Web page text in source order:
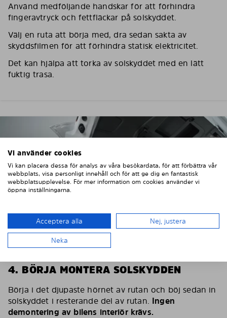
Använd medföljande handskar för att förhindra
fingeravtryck och fettfläckar på solskyddet.
Välj en ruta att börja med, dra sedan sakta av
skyddsfilmen för att förhindra statisk elektricitet.
Det kan hjälpa att torka av solskyddet med en lätt
fuktig trasa.
4. BÖRJA MONTERA SOLSKYDDEN
Börja i det djupaste hörnet av rutan och böj sedan in
solskyddet i resterande del av rutan. Ingen
demontering av bilens interiör krävs.
Vi använder cookies
Vi kan placera dessa för analys av våra besökardata, för att förbättra vår
webbplats, visa personligt innehåll och för att ge dig en fantastisk
webbplatsupplevelse. För mer information om cookies använder vi
öppna inställningarna.
Acceptera alla Nej, justera
Neka